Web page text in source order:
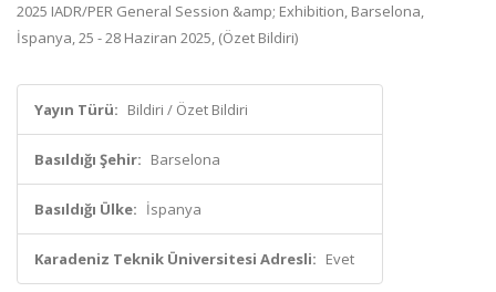
2025 IADR/PER General Session &amp; Exhibition, Barselona,
İspanya, 25 - 28 Haziran 2025, (Özet Bildiri)
Yayın Türü: Bildiri / Özet Bildiri
Basıldığı Şehir: Barselona
Basıldığı Ülke: İspanya
Karadeniz Teknik Üniversitesi Adresli: Evet